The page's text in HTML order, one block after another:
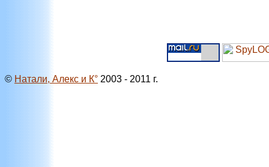
© Натали, Алекс и К° 2003 - 2011 г.